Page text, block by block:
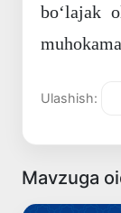
boʻlajak
Ulashish:
Mavzuga